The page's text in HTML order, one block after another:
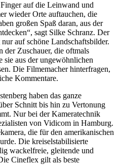
auf die Leinwand und
wieder Orte auftauchen, die
großen Spaß daran, aus der
sagt Silke Schranz. Der
auf schöne Landschaftsbilder.
der Zuschauer, die oftmals
sie aus der ungewöhnlichen
Die Filmemacher hinterfragen,
Kommentare.
haben das ganze
Schnitt bis hin zu Vertonung
Nur bei der Kameratechnik
von Vidicom in Hamburg.
die für den amerikanischen
Die kreiselstabilisierte
wackelfreie, gleitende und
Cineflex gilt als beste